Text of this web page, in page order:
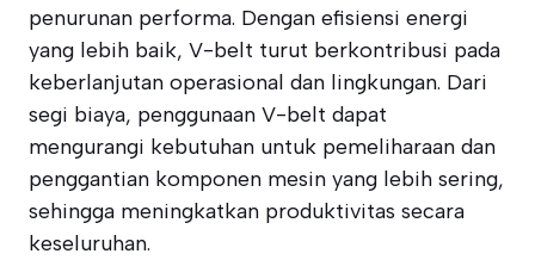
penurunan performa. Dengan efisiensi energi
yang lebih baik, V-belt turut berkontribusi pada
keberlanjutan operasional dan lingkungan. Dari
segi biaya, penggunaan V-belt dapat
mengurangi kebutuhan untuk pemeliharaan dan
penggantian komponen mesin yang lebih sering,
sehingga meningkatkan produktivitas secara
keseluruhan.